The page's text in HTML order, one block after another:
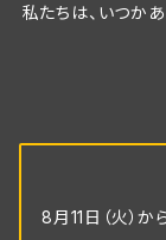
私たちは、いつか
8月11日（火）